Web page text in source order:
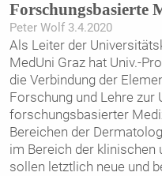
Forschungsbasierte
Peter Wolf 3.4.2020
Als Leiter der
MedUni Graz hat Univ.-
die Verbindung der
Forschung und Lehre zur
forschungsbasierter
Bereichen der
im Bereich der
sollen letztlich neue und